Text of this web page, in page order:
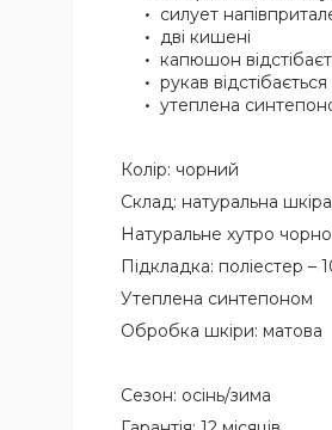
силует
дві кишені
капюшон
рукав відстібається
утеплена
Колір: чорний
Склад: натуральна
Натуральне хутро
Підкладка: поліестер –
Утеплена синтепоном
Обробка шкіри: матова
Сезон: осінь/зима